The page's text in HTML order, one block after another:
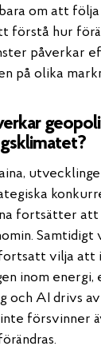
om att följa
förstå hur
påverkar
på olika
fortsätter att
Samtidigt
vilja att
inom energi,
och AI drivs
försvinner